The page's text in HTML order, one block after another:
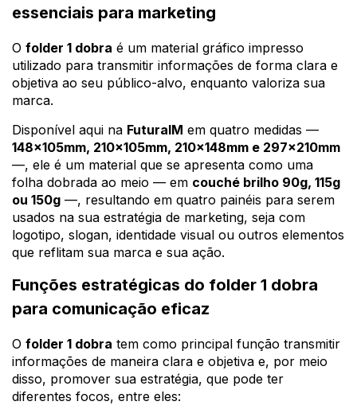
essenciais para marketing
O folder 1 dobra é um material gráfico impresso
utilizado para transmitir informações de forma clara e
objetiva ao seu público-alvo, enquanto valoriza sua
marca.
Disponível aqui na FuturaIM em quatro medidas —
148x105mm, 210x105mm, 210x148mm e 297x210mm
—, ele é um material que se apresenta como uma
folha dobrada ao meio — em couché brilho 90g, 115g
ou 150g —, resultando em quatro painéis para serem
usados na sua estratégia de marketing, seja com
logotipo, slogan, identidade visual ou outros elementos
que reflitam sua marca e sua ação.
Funções estratégicas do folder 1 dobra
para comunicação eficaz
O folder 1 dobra tem como principal função transmitir
informações de maneira clara e objetiva e, por meio
disso, promover sua estratégia, que pode ter
diferentes focos, entre eles: